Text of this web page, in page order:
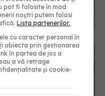
pot fi folosite în mod
noștri putem folosi
Lista partenerilor.
cu caracter personal în
obiecta prin gestionarea
în partea de jos a
a vă retrage
și cookie-